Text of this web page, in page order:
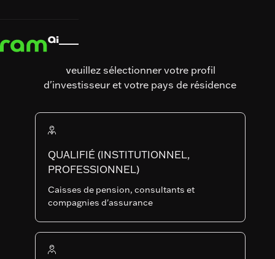
Veuillez sélectionner votre profil
d'investisseur et votre pays de résidence
QUALIFIÉ (INSTITUTIONNEL,
PROFESSIONNEL)
Caisses de pension, consultants et
compagnies d'assurance
RAM (Lux) Tactical Funds Ii
STRATA CREDIT
FUND
fonds
AUM du fonds
Nombre de titres